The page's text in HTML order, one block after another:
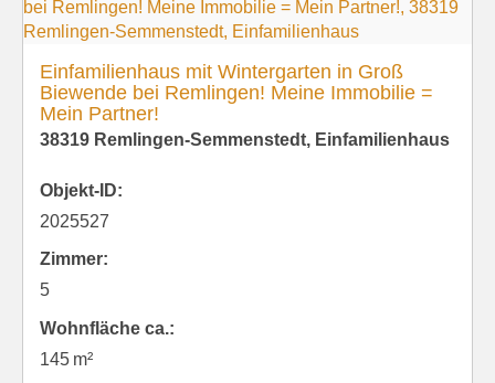
Einfamilienhaus mit Wintergarten in Groß
Biewende bei Remlingen! Meine Immobilie =
Mein Partner!
38319 Remlingen-Semmenstedt, Einfamilienhaus
Objekt-ID:
2025527
Zimmer:
5
Wohnfläche ca.:
145 m²